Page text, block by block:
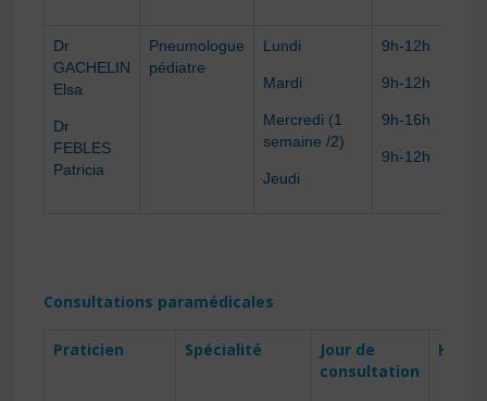
Dr
GACHELIN
Elsa
Dr
FEBLES
Patricia
Pneumologue
pédiatre
Lundi
Mardi
Mercredi (1
semaine /2)
Jeudi
9h-12h
9h-12h
9h-16h
9h-12h
Consultations paramédicales
Praticien Spécialité
Jour de
consultation